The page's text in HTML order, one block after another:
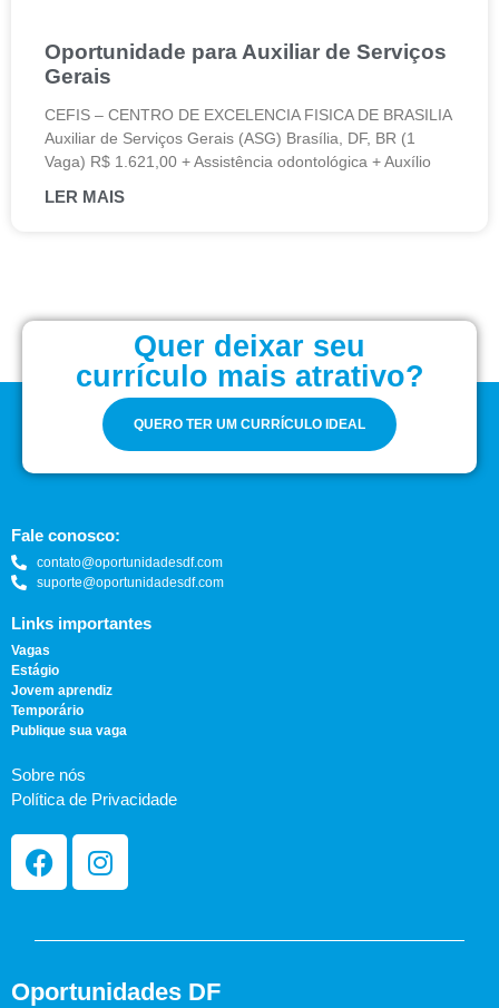
Oportunidade para Auxiliar de Serviços
Gerais
CEFIS – CENTRO DE EXCELENCIA FISICA DE BRASILIA
Auxiliar de Serviços Gerais (ASG) Brasília, DF, BR (1
Vaga) R$ 1.621,00 + Assistência odontológica + Auxílio
LER MAIS
Quer deixar seu
currículo mais atrativo?
QUERO TER UM CURRÍCULO IDEAL
Fale conosco:
contato@oportunidadesdf.com
suporte@oportunidadesdf.com
Links importantes
Vagas
Estágio
Jovem aprendiz
Temporário
Publique sua vaga
Sobre nós
Política de Privacidade
Oportunidades DF